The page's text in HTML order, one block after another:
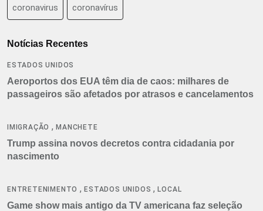
coronavirus coronavírus
Notícias Recentes
ESTADOS UNIDOS
Aeroportos dos EUA têm dia de caos: milhares de
passageiros são afetados por atrasos e cancelamentos
IMIGRAÇÃO ,MANCHETE
Trump assina novos decretos contra cidadania por
nascimento
ENTRETENIMENTO ,ESTADOS UNIDOS ,LOCAL
Game show mais antigo da TV americana faz seleção